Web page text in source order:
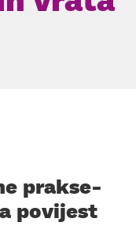
prakse-
povijest